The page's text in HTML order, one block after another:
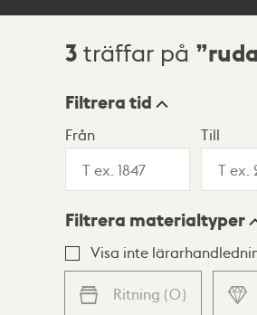
Sökresultat
3 träffar på
Visningsläge
Lista Karta
Filtrera tid
Från Till
Filtrera materialtyper
Visa inte
Ritning (0)